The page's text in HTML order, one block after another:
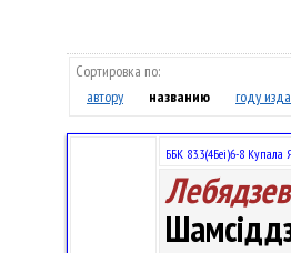
Сортировка по:
автору
названию году
ББК 83.3(4Беі)6-8 Купала Я.